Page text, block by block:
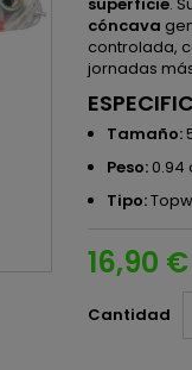
cóncava
controlada,
jornadas
Tamaño:
Peso: 0.94
Tipo:
16,90 €
Cantidad